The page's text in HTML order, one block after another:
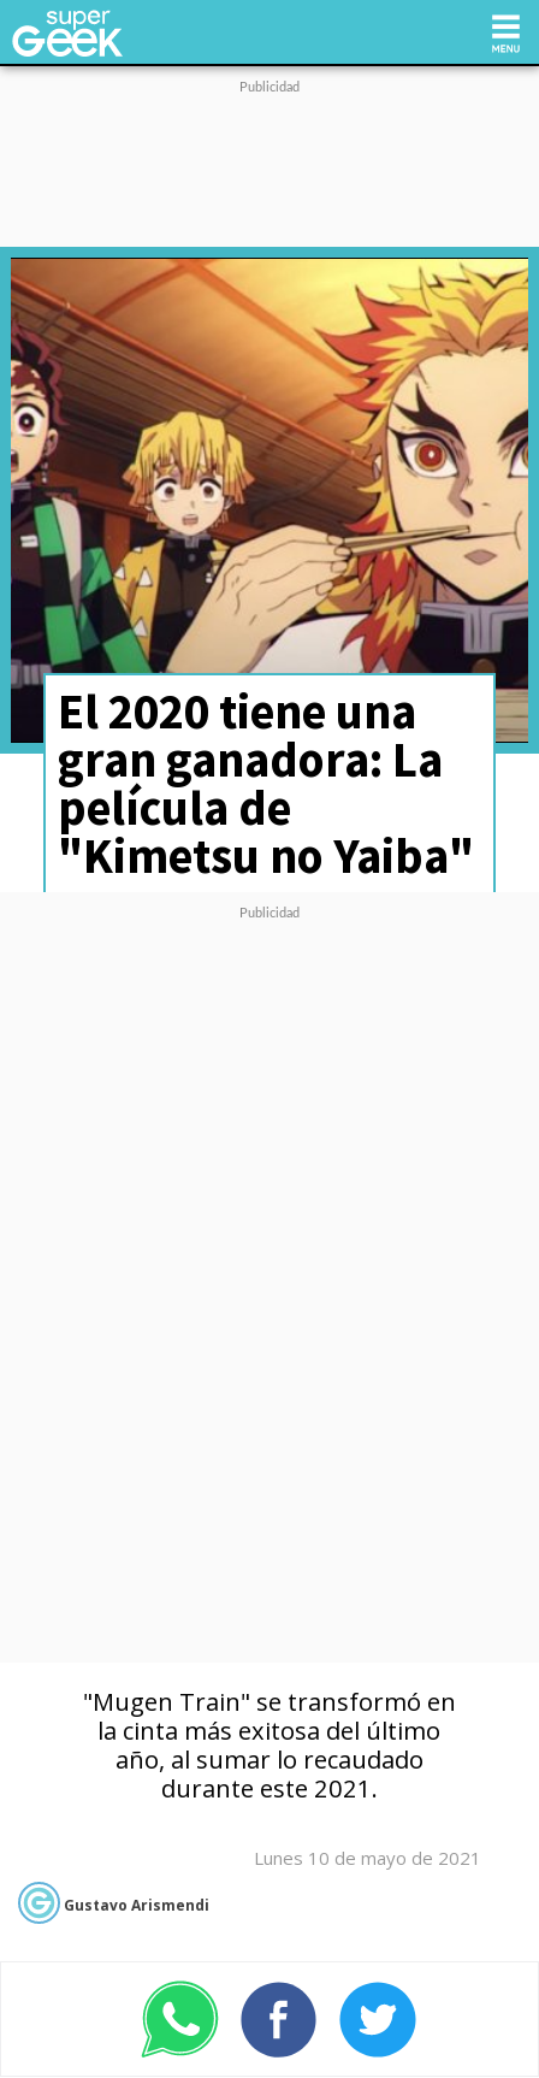
Tecnología
Videojuegos
Reviews
Cultura Pop
Streaming
Síguenos:
El 2020 tiene una
gran ganadora: La
película de
"Kimetsu no Yaiba"
"Mugen Train" se transformó en
la cinta más exitosa del último
año, al sumar lo recaudado
durante este 2021.
Lunes 10 de mayo de 2021
Gustavo Arismendi